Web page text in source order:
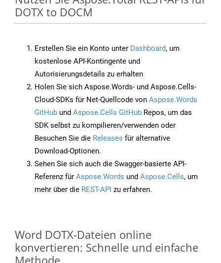
DOTX to DOCM
Erstellen Sie ein Konto unter Dashboard, um
kostenlose API-Kontingente und
Autorisierungsdetails zu erhalten
Holen Sie sich Aspose.Words- und Aspose.Cells-
Cloud-SDKs für Net-Quellcode von Aspose.Words
GitHub und Aspose.Cells GitHub Repos, um das
SDK selbst zu kompilieren/verwenden oder
Besuchen Sie die Releases für alternative
Download-Optionen.
Sehen Sie sich auch die Swagger-basierte API-
Referenz für Aspose.Words und Aspose.Cells, um
mehr über die REST-API zu erfahren.
Word DOTX-Dateien online
konvertieren: Schnelle und einfache